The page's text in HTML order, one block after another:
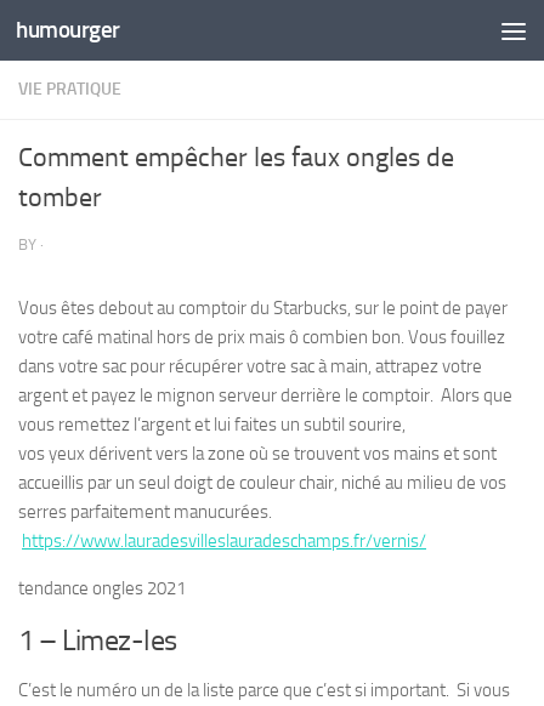
Skip to content
humourger
VIE PRATIQUE
Comment empêcher les faux ongles de
tomber
BY ·
Vous êtes debout au comptoir du Starbucks, sur le point de payer
votre café matinal hors de prix mais ô combien bon. Vous fouillez
dans votre sac pour récupérer votre sac à main, attrapez votre
argent et payez le mignon serveur derrière le comptoir. Alors que
vous remettez l’argent et lui faites un subtil sourire,
vos yeux dérivent vers la zone où se trouvent vos mains et sont
accueillis par un seul doigt de couleur chair, niché au milieu de vos
serres parfaitement manucurées.
https://www.lauradesvilleslauradeschamps.fr/vernis/
tendance ongles 2021
1 – Limez-les
C’est le numéro un de la liste parce que c’estsi important. Si vous